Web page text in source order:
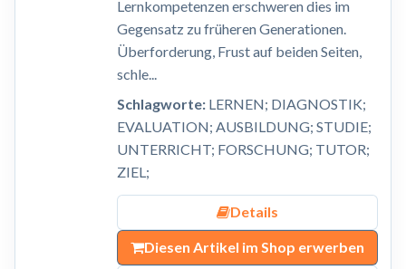
Lernkompetenzen erschweren dies im
Gegensatz zu früheren Generationen.
Überforderung, Frust auf beiden Seiten,
schle...
Schlagworte:LERNEN; DIAGNOSTIK;
EVALUATION; AUSBILDUNG; STUDIE;
UNTERRICHT; FORSCHUNG; TUTOR;
ZIEL;
Details
Diesen Artikel im Shop erwerben